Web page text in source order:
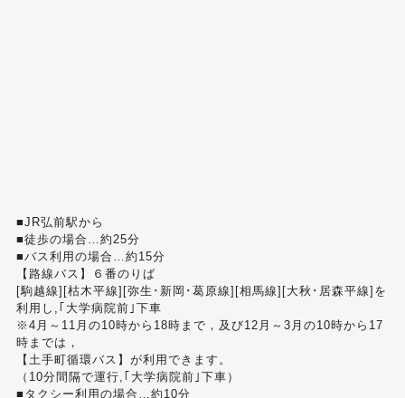
■JR弘前駅から
■徒歩の場合…約25分
■バス利用の場合…約15分
【路線バス】６番のりば
[駒越線][枯木平線][弥生･新岡･葛原線][相馬線][大秋･居森平線]を
利用し,｢大学病院前｣下車
※4月～11月の10時から18時まで，及び12月～3月の10時から17
時までは，
【土手町循環バス】が利用できます。
（10分間隔で運行,｢大学病院前｣下車）
■タクシー利用の場合…約10分